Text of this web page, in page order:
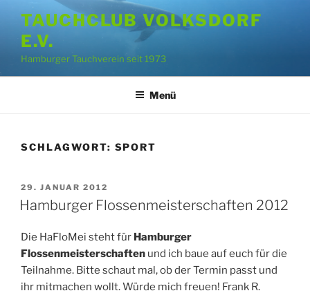
Inhalt
springen
TAUCHCLUB VOLKSDORF
E.V.
Hamburger Tauchverein seit 1973
Menü
SCHLAGWORT: SPORT
VERÖFFENTLICHT
AM
29. JANUAR 2012
Hamburger Flossenmeisterschaften 2012
Die HaFloMei steht für Hamburger
Flossenmeisterschaften und ich baue auf euch für die
Teilnahme. Bitte schaut mal, ob der Termin passt und
ihr mitmachen wollt. Würde mich freuen! Frank R.